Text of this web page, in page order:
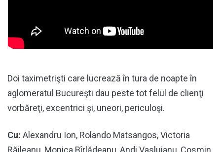
Doi taximetrişti care lucrează în tura de noapte în
aglomeratul Bucureşti dau peste tot felul de clienţi
vorbăreţi, excentrici şi, uneori, periculoşi.
Cu: Alexandru Ion, Rolando Matsangos, Victoria
Răileanu, Monica Bîrlădeanu, Andi Vasluianu, Cosmin